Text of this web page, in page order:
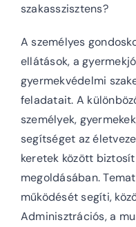
szakasszisztens?
A személyes
ellátások, a
gyermekvédelmi
feladatait. A
személyek,
segítséget az
keretek között
megoldásában.
működését segíti,
Adminisztrációs, a